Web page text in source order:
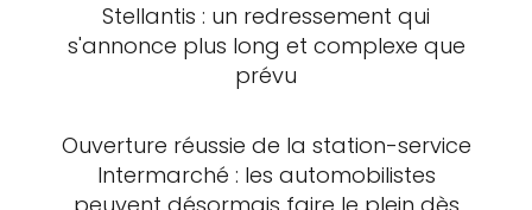
Stellantis : un redressement qui
s'annonce plus long et complexe que
prévu
Ouverture réussie de la station-service
Intermarché : les automobilistes